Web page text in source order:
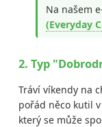
Na našem
(Everyday
2. Typ
Tráví víkendy na
pořád něco kutil
který se může